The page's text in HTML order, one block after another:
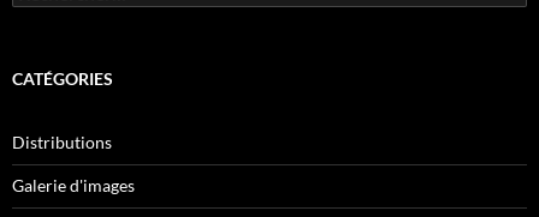
CATÉGORIES
Distributions
Galerie d'images